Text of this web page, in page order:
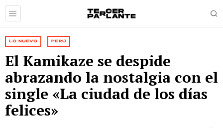
LO NUEVO · PERÚ
El Kamikaze se despide
abrazando la nostalgia con el
single «La ciudad de los días
felices»